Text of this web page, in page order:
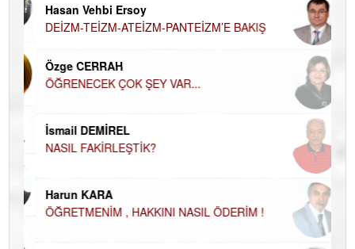
Hasan Vehbi Ersoy
DEİZM-TEİZM-ATEİZM-PANTEİZM’E BAKIŞ
Özge CERRAH
ÖĞRENECEK ÇOK ŞEY VAR...
İsmail DEMİREL
NASIL FAKİRLEŞTİK?
Harun KARA
ÖĞRETMENİM , HAKKINI NASIL ÖDERİM !